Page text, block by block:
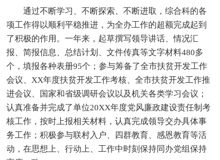
通过不断学习、不断探索、不断进取，综合科的各
项工作得以顺利平稳推进，为全办工作的超额完成起到
了积极的作用。一年来，起草撰写领导讲话、情况汇
报、简报信息、总结计划、文件传真等文字材料480多
个，填报各种表册95个；参与筹备了全市扶贫开发工作
会议、XX年度扶贫开发工作考核、全市扶贫开发工作推
进会议、国家和省级调研会议以及机关各类学习会议；
认真准备并完成了单位20XX年度党风廉政建设责任制考
核工作，按时上报相关材料，认真完成领导交办具体事
务工作；积极参与联村入户、四群教育、感恩教育等活
动，在思想上、行动上、工作中时刻保持同办党组保持